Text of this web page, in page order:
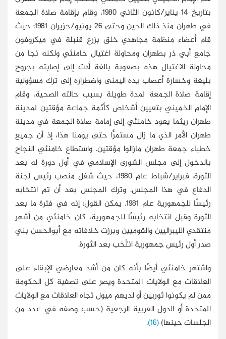
بتاريخ 14 يناير/كانون الثاني 1980، وقام بإقامة صلاة الجمعة
في طهران منذ ذلك الحين وحتى 26 يونيو/حزيران 1981؛ حيث
قام أعضاء منظمة مجاهدي خلق بزرع قنبلة في ميكروفون
جامع أبي ذر بطهران ومحاولة اغتيال خامنئي ولكنه نجا من
محاولة الاغتيال هذه بصعوبة بالغة أدت إلى إصابته بجروح
بليغة وخسارة أعصاب يده اليمنى واضطراره إلى ترك مسؤولية
إقامة صلاة الجمعة لمدة طويلة بسبب حالته الصحية، وقام
الإمام الخميني بتعيين أشخاص كأئمة جماعة مؤقتين لمدينة
طهران ريثما يعود خامنئي إلى إمامة صلاة الجمعة في مدينة
طهران الأمر الذي ما زال مستمرًّا حتى يومنا هذا، إذ أن جميع
خطباء جمعة طهران مازالوا مؤقتين. واستطاع خامنئي النجاح
بالدخول إلى مجلس الشورى الإسلامي في أول دورة له بعد
الثورة، فبراير/شباط عام 1980، حيث شغل منصب رئيس لجنة
الدفاع في هذا المجلس. وترك المجلس بعد أن تم انتخابه
رئيسًا للجمهورية عام 1981. يمكن القول: إنه في فترة ما بعد
الثورة وقبل انتخابه رئيسًا للجمهورية، كان خامنئي من أشهر
منتقدي الليبراليين والقوميين وبرزت خلافاته مع أبوالحسن بني
صدر أول رئيس جمهورية انتُخب بعد الثورة.
واشتهر خامنئي أيضًا بأنه كان من أشد معارضي الإبقاء على
العلاقات مع الولايات المتحدة ويصر على تصفية كل الحكومة
ممن لم يكونوا ثوريين أو لديهم ميول تجاه العلاقات مع الولايات
المتحدة أو الدول العربية الرجعية (حسب وصفه في عدد من
الجلسات حينها)(16)
.